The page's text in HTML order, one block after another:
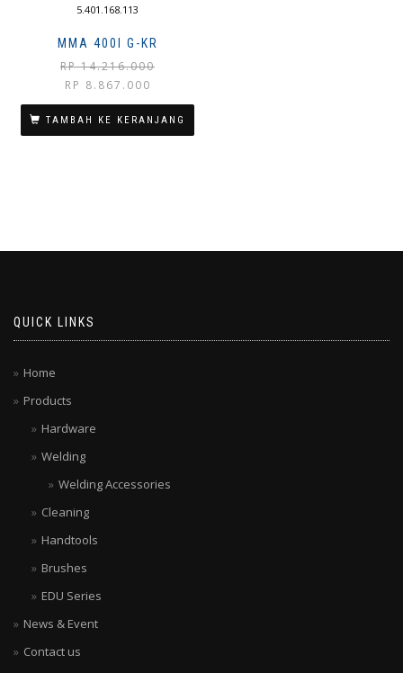
MMA 400I G-KR
RP14.216.000
Harga
aslinya
adalah:
Rp 14.216.000.
RP 8.867.000
saat
ini
adalah:
TAMBAH KE KERANJANG
QUICK LINKS
Home
Products
Hardware
Welding
Welding Accessories
Cleaning
Handtools
Brushes
EDU Series
News & Event
Contact us